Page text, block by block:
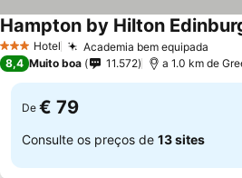
3 EstrelasHotel Academia bem equipada
Hampton by Hilton
8,4 Muito boa 11.572 a 1.0 km de
De € 79
Consulte os preços de 13 sites